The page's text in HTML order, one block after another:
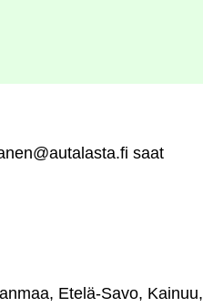
saat
Etelä-Savo, Kainuu,